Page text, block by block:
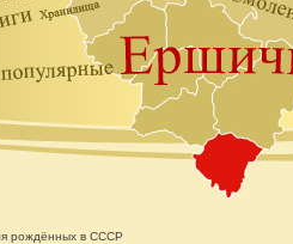
рождённых в СССР